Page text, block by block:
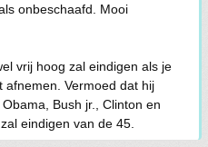
onbeschaafd. Mooi
vrij hoog zal eindigen als je
afnemen. Vermoed dat hij
Bush jr., Clinton en
eindigen van de 45.